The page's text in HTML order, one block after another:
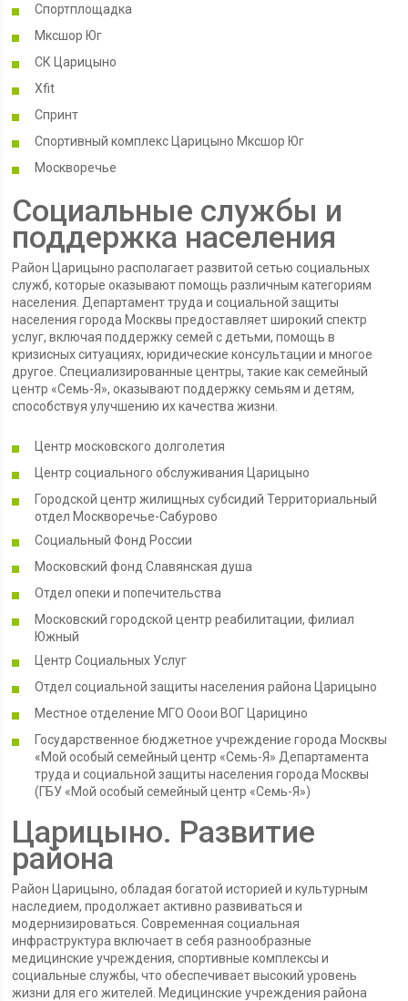
Спортплощадка
Мксшор Юг
СК Царицыно
Xfit
Спринт
Спортивный комплекс Царицыно Мксшор Юг
Москворечье
Социальные службы и
поддержка населения
Район Царицыно располагает развитой сетью социальных
служб, которые оказывают помощь различным категориям
населения. Департамент труда и социальной защиты
населения города Москвы предоставляет широкий спектр
услуг, включая поддержку семей с детьми, помощь в
кризисных ситуациях, юридические консультации и многое
другое. Специализированные центры, такие как семейный
центр «Семь-Я», оказывают поддержку семьям и детям,
способствуя улучшению их качества жизни.
Центр московского долголетия
Центр социального обслуживания Царицыно
Городской центр жилищных субсидий Территориальный
отдел Москворечье-Сабурово
Социальный Фонд России
Московский фонд Славянская душа
Отдел опеки и попечительства
Московский городской центр реабилитации, филиал
Южный
Центр Социальных Услуг
Отдел социальной защиты населения района Царицыно
Местное отделение МГО Ооои ВОГ Царицино
Государственное бюджетное учреждение города Москвы
«Мой особый семейный центр «Семь-Я» Департамента
труда и социальной защиты населения города Москвы
(ГБУ «Мой особый семейный центр «Семь-Я»)
Царицыно. Развитие
района
Район Царицыно, обладая богатой историей и культурным
наследием, продолжает активно развиваться и
модернизироваться. Современная социальная
инфраструктура включает в себя разнообразные
медицинские учреждения, спортивные комплексы и
социальные службы, что обеспечивает высокий уровень
жизни для его жителей. Медицинские учреждения района